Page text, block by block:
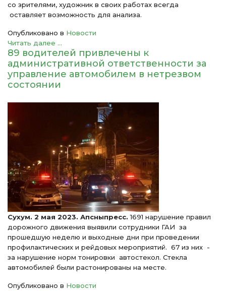
со зрителями, художник в своих работах всегда
оставляет возможность для анализа.
Опубликовано в Новости
Читать далее ...
89 водителей привлечены к
административной ответственности за
управление автомобилем в нетрезвом
состоянии
Сухум. 2 мая 2023. Апсныпресс. 1691 нарушение правил
дорожного движения выявили сотрудники ГАИ за
прошедшую неделю и выходные дни при проведении
профилактических и рейдовых мероприятий. 67 из них -
за нарушение норм тонировки автостекол. Стекла
автомобилей были растонированы на месте.
Опубликовано в Новости